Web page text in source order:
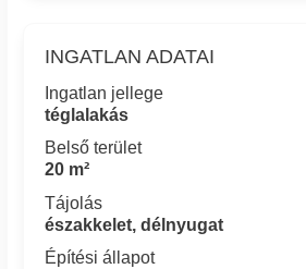
INGATLAN ADATAI
Ingatlan jellege
téglalakás
Belső terület
20 m²
Tájolás
északkelet, délnyugat
Építési állapot